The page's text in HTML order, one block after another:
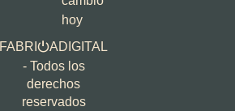
hoy
FABRI ⏻ADIGITAL
- Todos los
derechos
reservados